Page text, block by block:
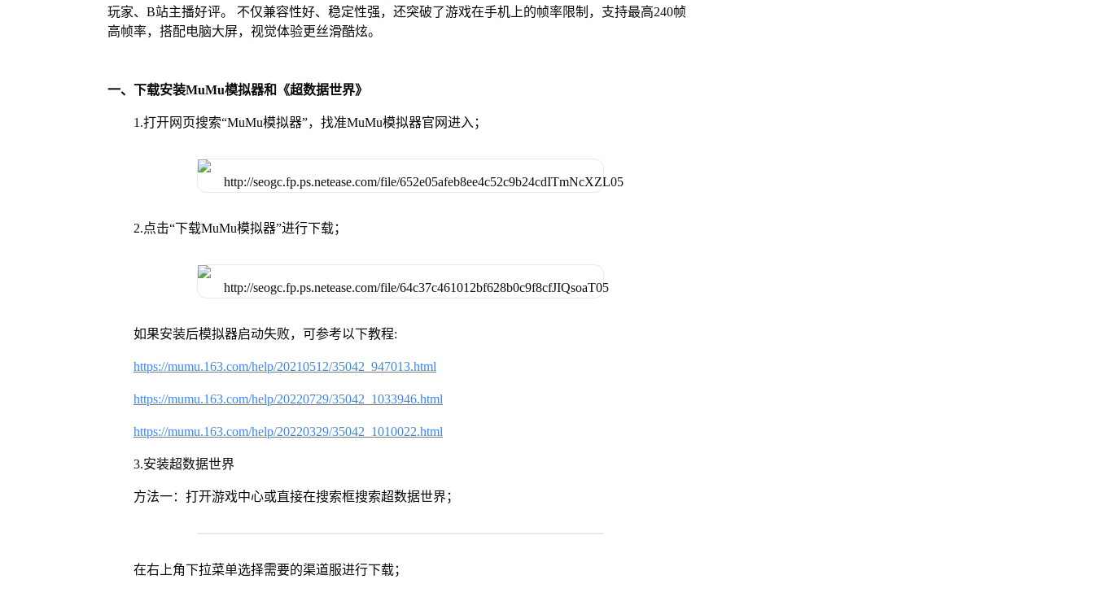
玩家、B站主播好评。 不仅兼容性好、稳定性强，还突破了游戏在手机上的帧率限制，支持最高240帧
高帧率，搭配电脑大屏，视觉体验更丝滑酷炫。
一、下载安装MuMu模拟器和《超数据世界》
1.打开网页搜索“MuMu模拟器”，找准MuMu模拟器官网进入；
2.点击“下载MuMu模拟器”进行下载；
如果安装后模拟器启动失败，可参考以下教程:
https://mumu.163.com/help/20210512/35042_947013.html
https://mumu.163.com/help/20220729/35042_1033946.html
https://mumu.163.com/help/20220329/35042_1010022.html
3.安装超数据世界
方法一：打开游戏中心或直接在搜索框搜索超数据世界；
在右上角下拉菜单选择需要的渠道服进行下载；